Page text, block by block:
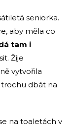
seniorka.
aby měla co
tam i
Žije
vytvořila
trochu dbát na
na toaletách v